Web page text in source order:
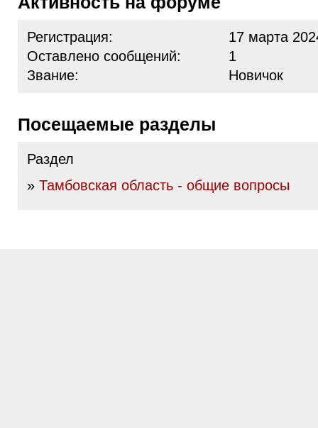
Регистрация:
17 марта
Оставлено сообщений:
1
Звание:
Новичок
Посещаемые разделы
Раздел
» Тамбовская область - общие вопросы